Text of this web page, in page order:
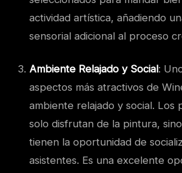
actividad artística, añadiendo
sensorial adicional al proceso
Ambiente Relajado y Social:
aspectos más atractivos de
ambiente relajado y social. Los
solo disfrutan de la pintura,
tienen la oportunidad de
asistentes. Es una excelente